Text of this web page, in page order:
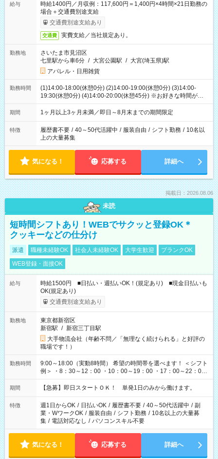
給与
時給1400円／月収例：117,600円＝1,400円×4時間×21日勤務の
場合＋交通費別途支給
交通費別途支給あり
交通費 実費支給／当社規定あり。
勤務地
さいたま市見沼区
七里駅から車6分 / 大宮公園駅 / 大宮(埼玉県)駅
アパレル・日用雑貨
勤務時間
(1)14:00-18:00(休憩0分) (2)14:00-19:00(休憩0分) (3)14:00-
19:30(休憩0分) (4)14:00-20:00(休憩45分) ※お好きな時間が選べ
ます
期間 1ヶ月以上3ヶ月未満／即日～8月末までの期間限定
特徴 履歴書不要 / 40～50代活躍中 / 服装自由 / シフト勤務 / 10名以
上の大量募集
気になる！ 応募する 詳細へ
掲載日：2026.08.06
未読
短時間シフトあり！WEBでサクッと登録OK＊
クッキーなどの仕分け
派遣 職種未経験OK 社会人未経験OK 大学生歓迎
ブランクOK
WEB登録・面接OK
給与
時給1500円 ■日払い・週払いOK！(規定あり) ■現金日払いも
OK(規定あり)
交通費別途支給あり
勤務地
東京都新宿区
新宿駅 / 新宿三丁目駅
大手物流会社（年齢不問／「無理なく続けられる」と好評の
職場です！）
勤務時間
9:00～18:00（実動8時間） 希望の時間帯を選べます！ ＜シフト
例＞ ・8：30～12：00 ・10：00～19：00 ・17：00～22：00
・13：00～22：00 ・22：00～翌6：00 など
期間 【急募】即日スタートＯＫ！ 単発1日のみから働けます。
特徴 週1日からOK / 日払いOK / 履歴書不要 / 40～50代活躍中 / 副
業・WワークOK / 服装自由 / シフト勤務 / 10名以上の大量募
集 / 電話対応なし / パソコンスキル不要
気になる！ 応募する 詳細へ